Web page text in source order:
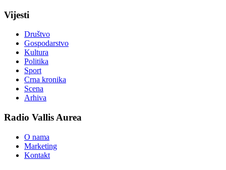
Vijesti
Društvo
Gospodarstvo
Kultura
Politika
Sport
Crna kronika
Scena
Arhiva
Radio Vallis Aurea
O nama
Marketing
Kontakt